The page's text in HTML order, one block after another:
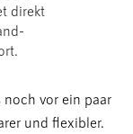
direkt
vor ein paar
und flexibler.